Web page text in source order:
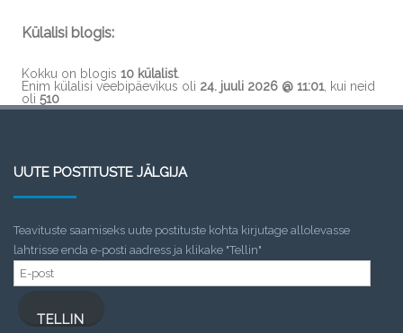
Külalisi blogis:
Kokku on blogis 10 külalist.
Enim külalisi veebipäevikus oli 24. juuli 2026 @ 11:01 , kui neid
oli 510
UUTE POSTITUSTE JÄLGIJA
Teavituste saamiseks uute postituste kohta kirjutage allolevasse
lahtrisse enda e-posti aadress ja klikake "Tellin"
E-
post
TELLIN